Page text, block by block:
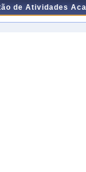
de Atividades